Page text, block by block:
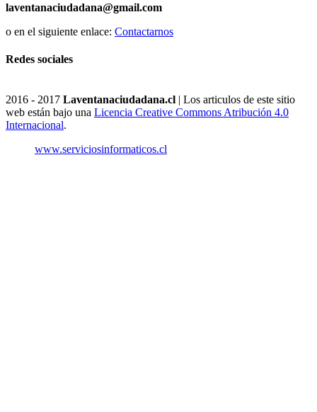
laventanaciudadana@gmail.com
o en el siguiente enlace: Contactarnos
Redes sociales
2016 - 2017 Laventanaciudadana.cl | Los articulos de este sitio
web están bajo una Licencia Creative Commons Atribución 4.0
Internacional.
www.serviciosinformaticos.cl